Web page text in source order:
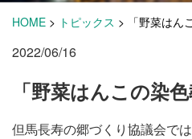
泊まる(宿泊)
施設・料金
HOME > トピックス > 「野菜は
2022/06/16
「野菜はんこの染
但馬長寿の郷づくり協議会で